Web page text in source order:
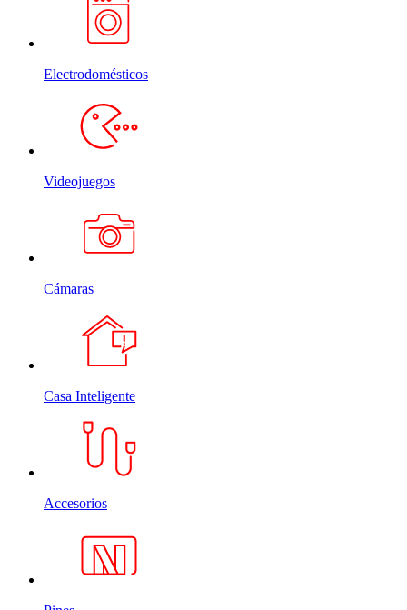
Electrodomésticos
Videojuegos
Cámaras
Casa Inteligente
Accesorios